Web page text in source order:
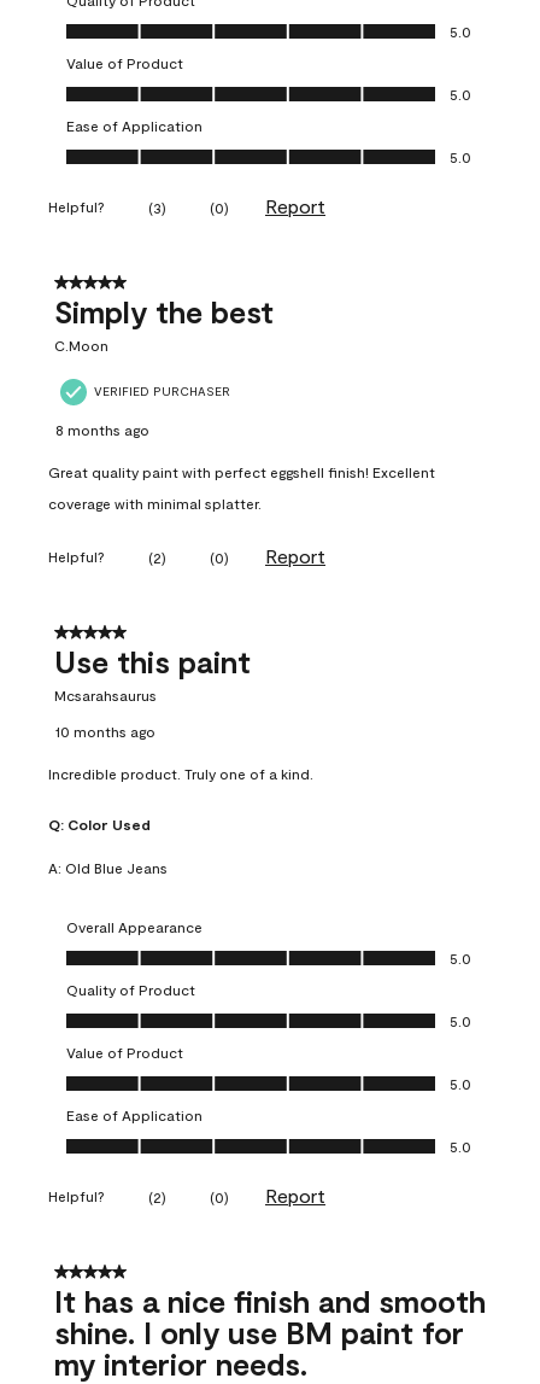
Quality of Product, 5.0 out of 5
5.0
Value of Product
Value of Product, 5.0 out of 5
5.0
Ease of Application
Ease of Application, 5.0 out of 5
5.0
Helpful? (3) (0) Report
5 out of 5 stars.
Simply the best
C.Moon
VERIFIED PURCHASER
8 months ago
Great quality paint with perfect eggshell finish! Excellent
coverage with minimal splatter.
Helpful? (2) (0) Report
5 out of 5 stars.
Use this paint
Mcsarahsaurus
10 months ago
Incredible product. Truly one of a kind.
Q: Color Used
A: Old Blue Jeans
Overall Appearance
Overall Appearance, 5.0 out of 5
5.0
Quality of Product
Quality of Product, 5.0 out of 5
5.0
Value of Product
Value of Product, 5.0 out of 5
5.0
Ease of Application
Ease of Application, 5.0 out of 5
5.0
Helpful? (2) (0) Report
5 out of 5 stars.
It has a nice finish and smooth
shine. I only use BM paint for
my interior needs.